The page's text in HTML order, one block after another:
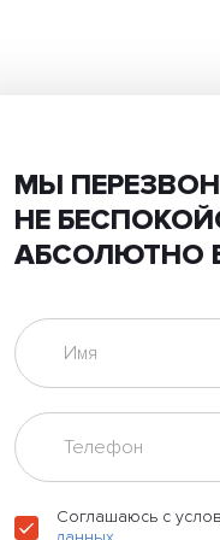
МЫ
НЕ
АБСОЛЮТНО
Соглашаюсь с